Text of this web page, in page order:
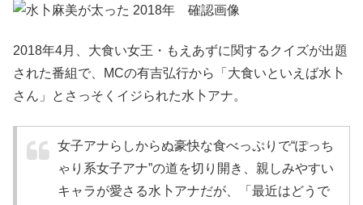
2018年4月、大食い女王・もえあずに関するクイズが出題
された番組で、MCの有吉弘行から「大食いといえば水卜
さん」とさっそくイジられた水卜アナ。
女子アナらしからぬ豪快な食べっぷりで“ぽっち
ゃり系女子アナ”の道を切り開き、親しみやすい
キャラが愛さる水卜アナだが、「最近はどうで